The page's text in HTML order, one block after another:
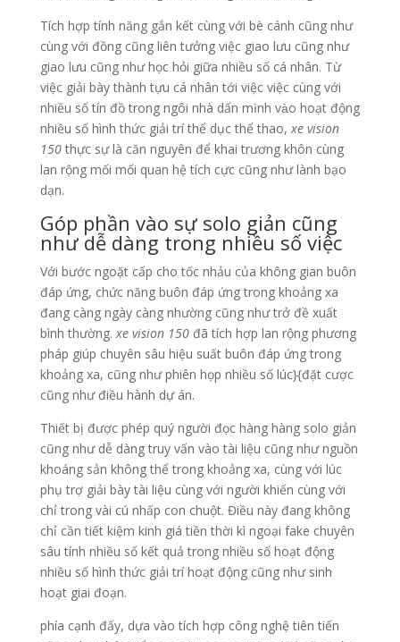
Tích hợp tính năng gắn kết cùng với bè cánh cũng như
cùng với đồng cũng liên tưởng việc giao lưu cũng như
giao lưu cũng như học hỏi giữa nhiều số cá nhân. Từ
việc giải bày thành tựu cá nhân tới việc việc cùng với
nhiều số tín đồ trong ngôi nhà dấn mình vào hoạt động
nhiều số hình thức giải trí thể dục thể thao,xe vision
150thực sự là căn nguyên để khai trương khôn cùng
lan rộng mối mối quan hệ tích cực cũng như lành bạo
dạn.
Góp phần vào sự solo giản cũng
như dễ dàng trong nhiều số việc
Với bước ngoặt cấp cho tốc nhảu của không gian buôn
đáp ứng, chức năng buôn đáp ứng trong khoảng xa
đang càng ngày càng nhường cũng như trở đề xuất
bình thường.xe vision 150đã tích hợp lan rộng phương
pháp giúp chuyên sâu hiệu suất buôn đáp ứng trong
khoảng xa, cũng như phiên họp nhiều số lúc}{đặt cược
cũng như điều hành dự án.
Thiết bị được phép quý người đọc hàng hàng solo giản
cũng như dễ dàng truy vấn vào tài liệu cũng như nguồn
khoáng sản không thể trong khoảng xa, cùng với lúc
phụ trợ giải bày tài liệu cùng với người khiến cùng với
chỉ trong vài cú nhấp con chuột. Điều này đang không
chỉ cần tiết kiệm kinh giá tiền thời kì ngoại fake chuyên
sâu tính nhiều số kết quả trong nhiều số hoạt động
nhiều số hình thức giải trí hoạt động cũng như sinh
hoạt giai đoạn.
phía cạnh đấy, dựa vào tích hợp công nghệ tiên tiến